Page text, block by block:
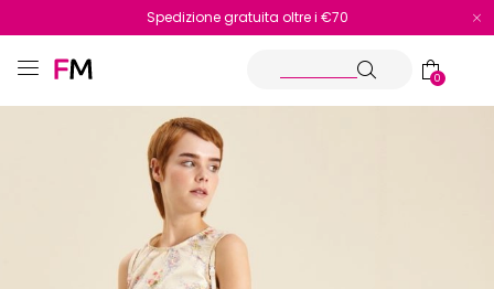
Reso facile e veloce
Spedizione gratuita oltre i €70
0